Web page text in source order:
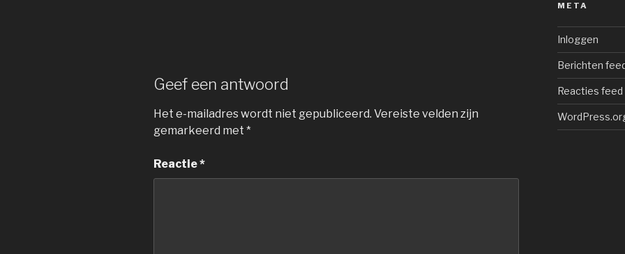
Geef een antwoord
Het e-mailadres wordt niet gepubliceerd. Vereiste velden zijn
gemarkeerd met *
Reactie*
META
Inloggen
Berichten
Reacties feed